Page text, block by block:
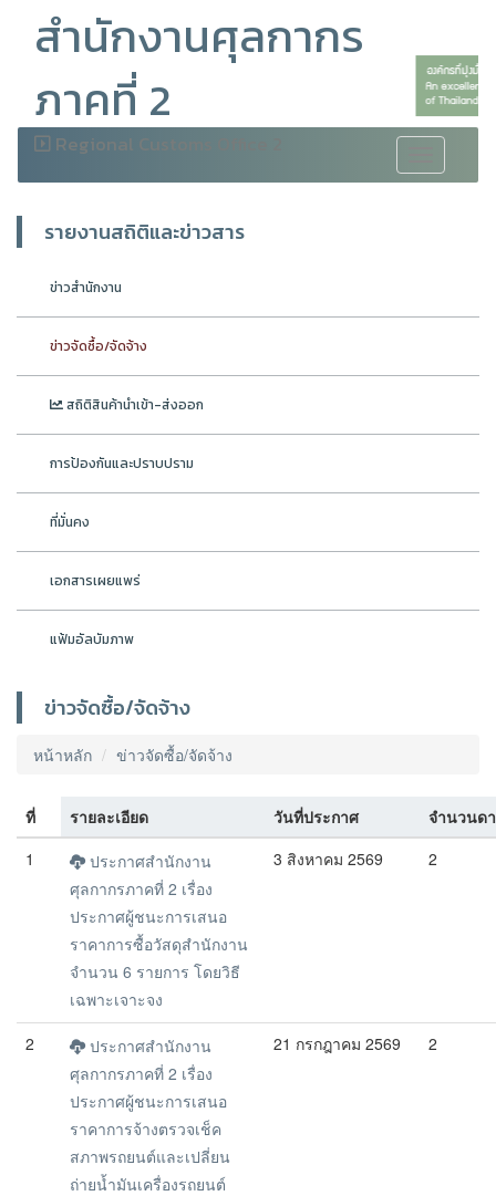
สำนักงานศุลกากร
ภาคที่ 2
Regional Customs Office 2
navigation
รายงานสถิติและข่าวสาร
ข่าวสำนักงาน
ข่าวจัดซื้อ/จัดจ้าง
สถิติสินค้านำเข้า-ส่งออก
การป้องกันและปราบปราม
ที่มั่นคง
เอกสารเผยแพร่
แฟ้มอัลบัมภาพ
ข่าวจัดซื้อ/จัดจ้าง
หน้าหลัก ข่าวจัดซื้อ/จัดจ้าง
ที่ รายละเอียด วันที่ประกาศ
จำนวนด
1
ประกาศสำนักงาน
ศุลกากรภาคที่ 2 เรื่อง
ประกาศผู้ชนะการเสนอ
ราคาการซื้อวัสดุสำนักงาน
จำนวน 6 รายการ โดยวิธี
เฉพาะเจาะจง
3 สิงหาคม 2569 2
2
ประกาศสำนักงาน
ศุลกากรภาคที่ 2 เรื่อง
ประกาศผู้ชนะการเสนอ
ราคาการจ้างตรวจเช็ค
สภาพรถยนต์และเปลี่ยน
ถ่ายน้ำมันเครื่องรถยนต์
21 กรกฎาคม 2569 2